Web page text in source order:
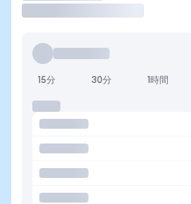
15分 30分 1時間